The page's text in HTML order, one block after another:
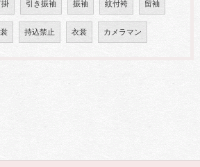
掛 引き振袖 振袖 紋付袴 留袖
持込禁止 衣裳 カメラマン